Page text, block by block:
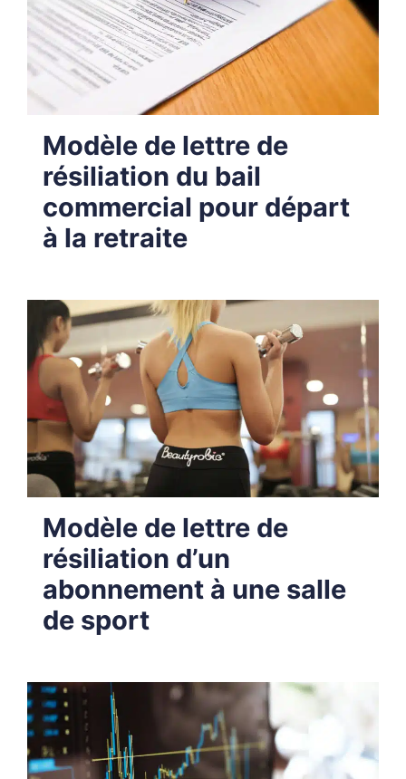
Modèle de lettre de
résiliation du bail
commercial pour départ
à la retraite
Modèle de lettre de
résiliation d’un
abonnement à une salle
de sport